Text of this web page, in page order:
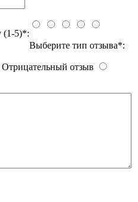
(1-5)*:
Выберите тип отзыва*:
Отрицательный отзыв